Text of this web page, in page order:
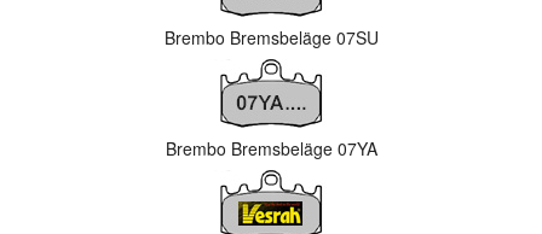
Brembo Bremsbeläge 07SU
Brembo Bremsbeläge 07YA